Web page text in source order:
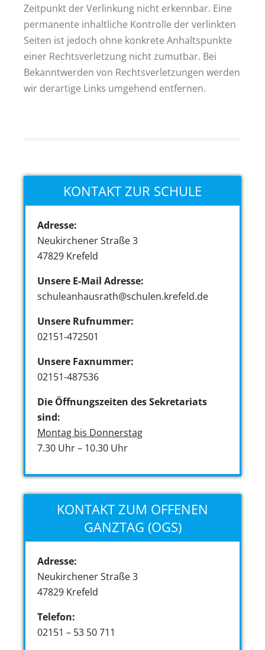
Zeitpunkt der Verlinkung nicht erkennbar. Eine
permanente inhaltliche Kontrolle der verlinkten
Seiten ist jedoch ohne konkrete Anhaltspunkte
einer Rechtsverletzung nicht zumutbar. Bei
Bekanntwerden von Rechtsverletzungen werden
wir derartige Links umgehend entfernen.
KONTAKT ZUR SCHULE
Adresse:
Neukirchener Straße 3
47829 Krefeld
Unsere E-Mail Adresse:
schuleanhausrath@schulen.krefeld.de
Unsere Rufnummer:
02151-472501
Unsere Faxnummer:
02151-487536
Die Öffnungszeiten des Sekretariats
sind:
Montag bis Donnerstag
7.30 Uhr – 10.30 Uhr
KONTAKT ZUM OFFENEN
GANZTAG (OGS)
Adresse:
Neukirchener Straße 3
47829 Krefeld
Telefon:
02151 – 53 50 711